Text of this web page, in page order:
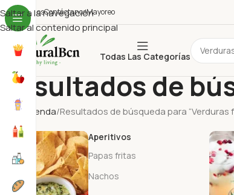
Saltar a la navegación
Saltar al contenido principal
SomosContáctanosMayoreo
Todas Las Categorías
Resultados de
Inicio Tienda Resultados de búsqueda para “Verduras
Aperitivos
Papas fritas
Nachos